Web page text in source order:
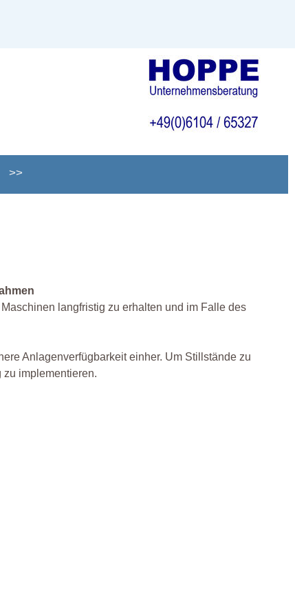
>>
langfristig zu erhalten und im Falle des
Anlagenverfügbarkeit einher. Um Stillstände zu
implementieren.